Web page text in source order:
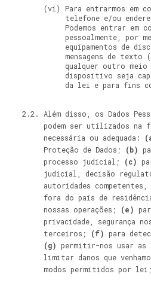
Para entrarmos em
telefone e/ou
Podemos entrar em
pessoalmente, por
equipamentos de
mensagens de
qualquer outro meio
dispositivo seja
da lei e para fins
Além disso, os Dados
podem ser utilizados na
necessária ou adequada:
Proteção de Dados;
(b)
processo judicial;
(c)
judicial, decisão
autoridades
fora do país de
nossas operações;
(e)
privacidade, segurança
terceiros;
(f)
para
(g)
permitir-nos usar as
limitar danos que
modos permitidos por lei;